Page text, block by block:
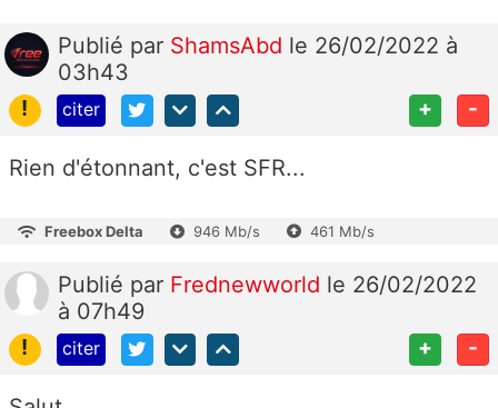
Publié par ShamsAbd le 26/02/2022 à
03h43
!
citer + -
Rien d'étonnant, c'est SFR...
Freebox Delta 946 Mb/s 461 Mb/s
Publié par Frednewworld le 26/02/2022
à 07h49
!
citer + -